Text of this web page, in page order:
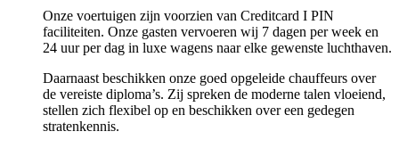
Onze voertuigen zijn voorzien van Creditcard I PIN
faciliteiten. Onze gasten vervoeren wij 7 dagen per week en
24 uur per dag in luxe wagens naar elke gewenste luchthaven.
Daarnaast beschikken onze goed opgeleide chauffeurs over
de vereiste diploma’s. Zij spreken de moderne talen vloeiend,
stellen zich flexibel op en beschikken over een gedegen
stratenkennis.